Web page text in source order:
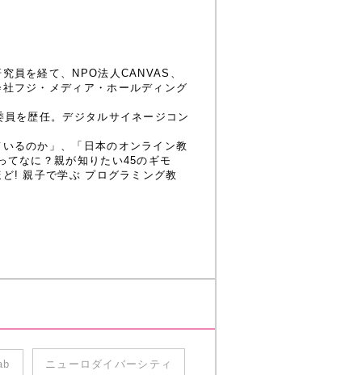
員を経て、NPO法人CANVAS、
フジ・メディア・ホールディング
を歴任。デジタルサイネージコン
るのか」、「日本のオンライン教
てなに？親が知りたい45のギモ
! 親子で学ぶ プログラミング教
ニューロダイバーシティ